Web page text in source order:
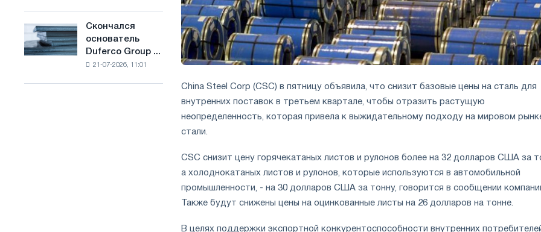
втором
полугодии
мерам
Скончался
основатель
Duferco
Скончался
основатель
Duferco Group ...
21-07-2026, 11:01
China Steel Corp (CSC) в пятницу объявила, что снизит базовые цены на сталь для
внутренних поставок в третьем квартале, чтобы отразить растущую
неопределенность, которая привела к выжидательному подходу на мировом
стали.
CSC снизит цену горячекатаных листов и рулонов более на 32 долларов США за
а холоднокатаных листов и рулонов, которые используются в автомобильной
промышленности, - на 30 долларов США за тонну, говорится в сообщении
Также будут снижены цены на оцинкованные листы на 26 долларов на тонне.
В целях поддержки экспортной конкурентоспособности внутренних